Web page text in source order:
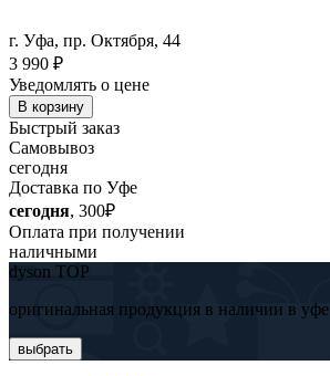
г. Уфа, пр. Октября, 44
3 990 ₽
Уведомлять о цене
В корзину
Быстрый заказ
Самовывоз
сегодня
Доставка по Уфе
сегодня, 300₽
Оплата при получении
наличными
dyson TOP
оригинальная продукция в наличии в уфе
выбрать